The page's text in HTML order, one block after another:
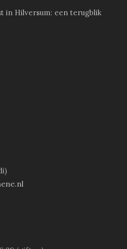
in Hilversum: een terugblik